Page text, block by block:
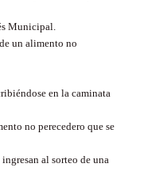
Municipal.
un alimento no
en la caminata
no perecedero que se
al sorteo de una